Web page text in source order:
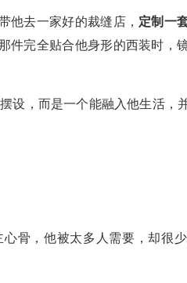
他去一家好的裁缝店， 定制一
件完全贴合他身形的西装时，
设，而是一个能融入他生活，
骨，他被太多人需要，却很